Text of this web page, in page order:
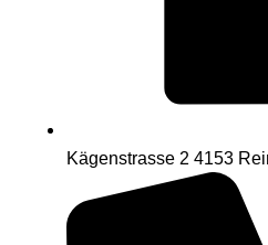
Kägenstrasse 2 4153